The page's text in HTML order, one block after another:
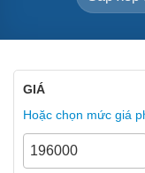
GIÁ
Hoặc chọn mức giá